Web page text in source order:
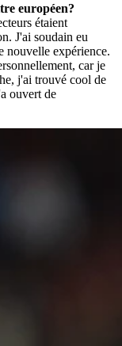
européen?
étaient
J'ai soudain eu
nouvelle expérience.
car je
j'ai trouvé cool de
ouvert de